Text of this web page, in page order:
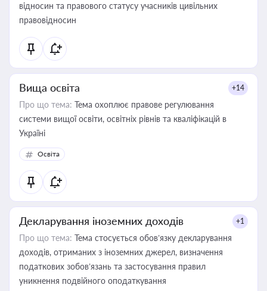
відносин та правового статусу учасників цивільних
правовідносин
Вища освіта +14
Про що тема: Тема охоплює правове регулювання
системи вищої освіти, освітніх рівнів та кваліфікацій в
Україні
Освіта
Декларування іноземних доходів +1
Про що тема: Тема стосується обов’язку декларування
доходів, отриманих з іноземних джерел, визначення
податкових зобов’язань та застосування правил
уникнення подвійного оподаткування